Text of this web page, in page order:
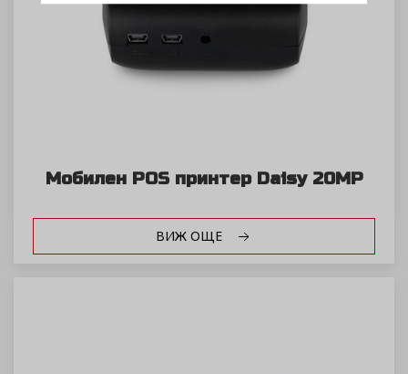
Мобилен POS принтер Daisy 20MP
ВИЖ ОЩЕ